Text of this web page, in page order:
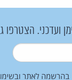
ועדכני.
בהרשמה לאתר